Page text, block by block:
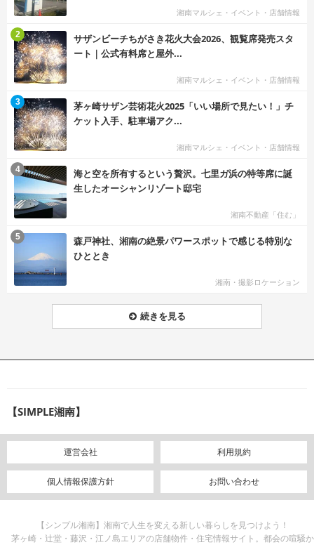
湘南マルシェ・イベント・店舗情報
サザンビーチちがさき花火大会2026、観覧席発売スタ
ート｜公式有料席と屋外...
湘南マルシェ・イベント・店舗情報
2
茅ヶ崎サザン芸術花火2025「いい場所で見たい！」チ
ケット入手、駐車場アク...
湘南マルシェ・イベント・店舗情報
3
海と空を所有するという贅沢。七里ガ浜の特等席に誕
生したオーシャンリゾート邸宅
湘南不動産「住む」
4
森戸神社、湘南の絶景パワースポットで感じる特別な
ひととき
湘南・撮影ロケーション
5
続きを見る
【SIMPLE湘南】
運営会社 利用規約
個人情報保護方針 お問い合わせ
【シンプル湘南】湘南で人生を変える新しい暮らしを見つけよう！
茅ヶ崎・辻堂・藤沢・江ノ島エリアの店舗物件・住宅情報サイト。都会の喧騒か